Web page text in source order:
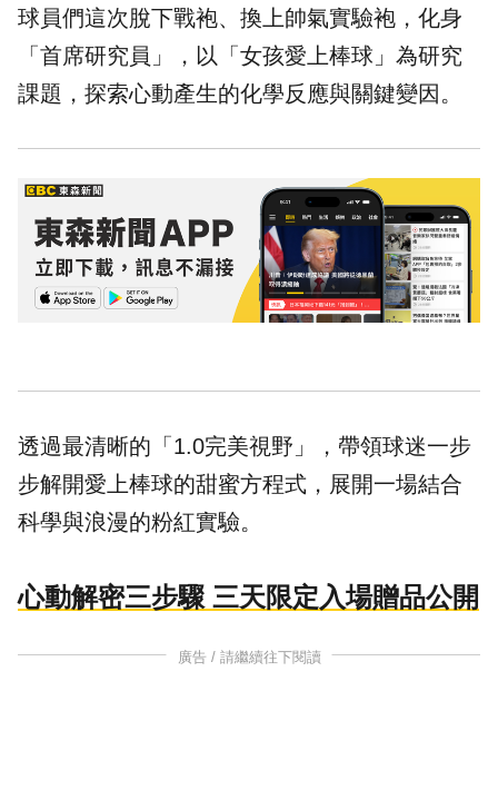
球員們這次脫下戰袍、換上帥氣實驗袍，化身
「首席研究員」，以「女孩愛上棒球」為研究
課題，探索心動產生的化學反應與關鍵變因。
透過最清晰的「1.0完美視野」，帶領球迷一步
步解開愛上棒球的甜蜜方程式，展開一場結合
科學與浪漫的粉紅實驗。
心動解密三步驟 三天限定入場贈品公開
廣告 / 請繼續往下閱讀